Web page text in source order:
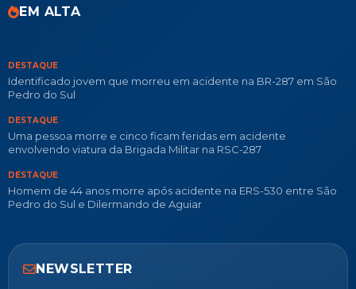
EM ALTA
DESTAQUE
Identificado jovem que morreu em acidente na BR-287 em São
Pedro do Sul
DESTAQUE
Uma pessoa morre e cinco ficam feridas em acidente
envolvendo viatura da Brigada Militar na RSC-287
DESTAQUE
Homem de 44 anos morre após acidente na ERS-530 entre São
Pedro do Sul e Dilermando de Aguiar
NEWSLETTER